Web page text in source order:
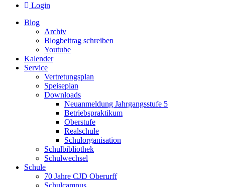
Login
Blog
Archiv
Blogbeitrag schreiben
Youtube
Kalender
Service
Vertretungsplan
Speiseplan
Downloads
Neuanmeldung Jahrgangsstufe 5
Betriebspraktikum
Oberstufe
Realschule
Schulorganisation
Schulbibliothek
Schulwechsel
Schule
70 Jahre CJD Oberurff
Schulcampus